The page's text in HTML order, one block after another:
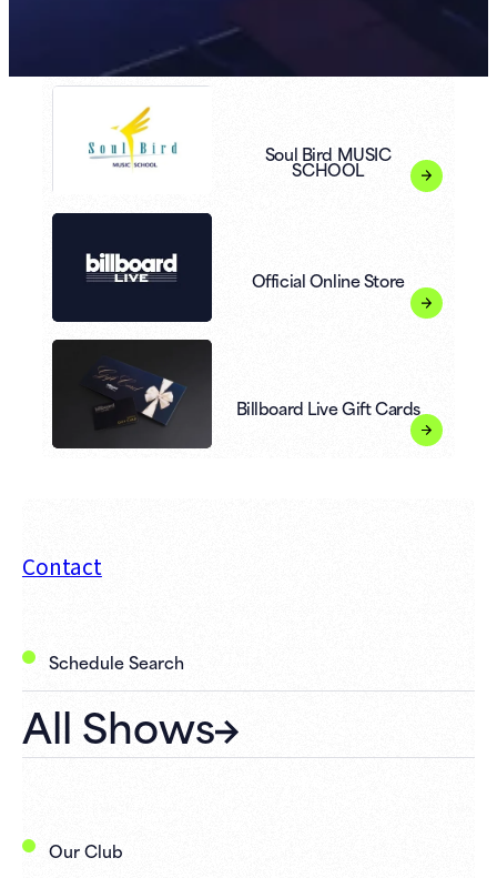
Soul Bird MUSIC
SCHOOL
Official Online Store
Billboard Live Gift Cards
Contact
Schedule Search
All Shows
Our Club